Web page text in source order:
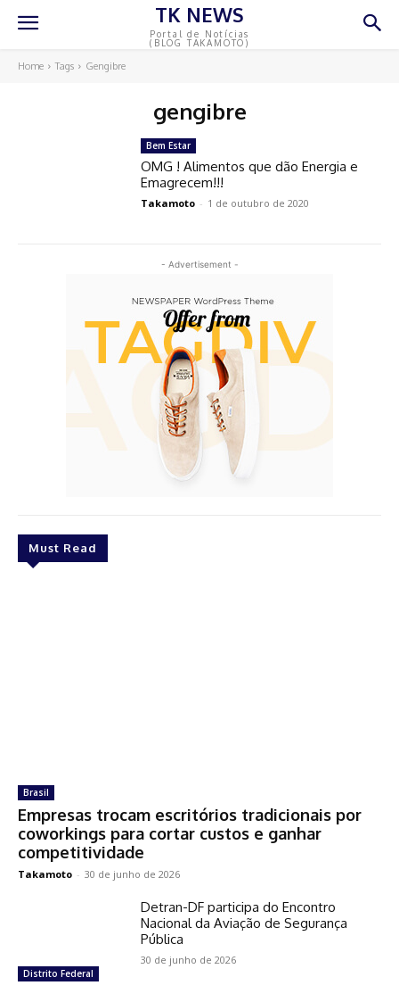
TK NEWS
Portal de Notícias
(BLOG TAKAMOTO)
Home Tags Gengibre
gengibre
- Advertisement -
Must Read
Brasil
Empresas trocam escritórios tradicionais por
coworkings para cortar custos e ganhar
competitividade
Takamoto - 30 de junho de 2026
Distrito Federal
Detran-DF participa do Encontro
Nacional da Aviação de Segurança
Pública
30 de junho de 2026
Bem Estar
OMG ! Alimentos que dão Energia e
Emagrecem!!!
Takamoto - 1 de outubro de 2020